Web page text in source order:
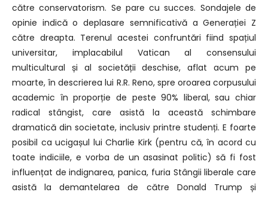
către conservatorism. Se pare cu succes. Sondajele de
opinie indică o deplasare semnificativă a Generației Z
către dreapta. Terenul acestei confruntări fiind spațiul
universitar, implacabilul Vatican al consensului
multicultural și al societății deschise, aflat acum pe
moarte, în descrierea lui R.R. Reno, spre oroarea corpusului
academic în proporție de peste 90% liberal, sau chiar
radical stângist, care asistă la această schimbare
dramatică din societate, inclusiv printre studenți. E foarte
posibil ca ucigașul lui Charlie Kirk (pentru că, în acord cu
toate indiciile, e vorba de un asasinat politic) să fi fost
influențat de indignarea, panica, furia Stângii liberale care
asistă la demantelarea de către Donald Trump și